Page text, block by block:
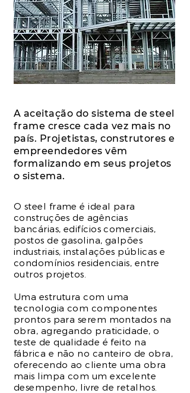
A aceitação do sistema de steel
frame cresce cada vez mais no
país. Projetistas, construtores e
empreendedores vêm
formalizando em seus projetos
o sistema.
O steel frame é ideal para
construções de agências
bancárias, edifícios comerciais,
postos de gasolina, galpões
industriais, instalações públicas e
condomínios residenciais, entre
outros projetos.
Uma estrutura com uma
tecnologia com componentes
prontos para serem montados na
obra, agregando praticidade, o
teste de qualidade é feito na
fábrica e não no canteiro de obra,
oferecendo ao cliente uma obra
mais limpa com um excelente
desempenho, livre de retalhos.